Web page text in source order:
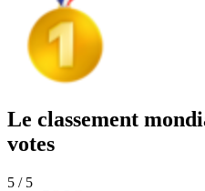
Le classement
votes
5 / 5